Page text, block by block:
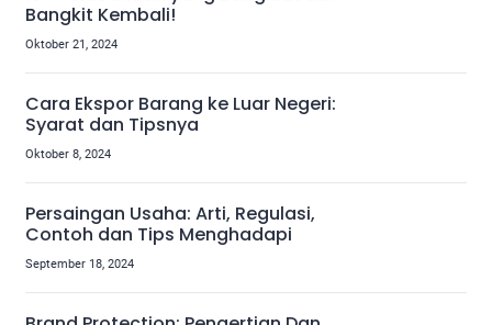
Bangkit Kembali!
Oktober 21, 2024
Cara Ekspor Barang ke Luar Negeri:
Syarat dan Tipsnya
Oktober 8, 2024
Persaingan Usaha: Arti, Regulasi,
Contoh dan Tips Menghadapi
September 18, 2024